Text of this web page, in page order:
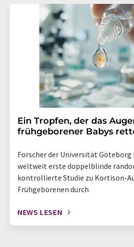
Ein Tropfen, der das
frühgeborener Babys
Forscher der Universität
weltweit erste doppelblinde
kontrollierte Studie zu Kortison-
Frühgeborenen durch
NEWS LESEN